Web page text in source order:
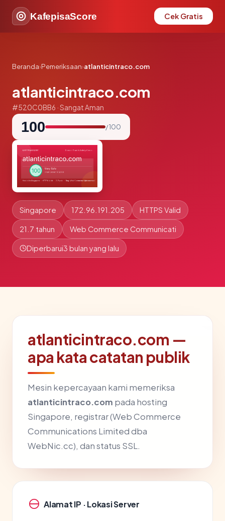
KafepisaScore Cek Gratis
Beranda›Pemeriksaan›atlanticintraco.com
atlanticintraco.com
#520C0BB6 · Sangat Aman
100 / 100
Singapore 172.96.191.205 HTTPS Valid
21.7 tahun Web Commerce Communicati
Diperbarui3 bulan yang lalu
atlanticintraco.com —
apa kata catatan publik
Mesin kepercayaan kami memeriksa
atlanticintraco.com pada hosting
Singapore, registrar (Web Commerce
Communications Limited dba
WebNic.cc), dan status SSL.
Alamat IP · Lokasi Server